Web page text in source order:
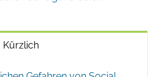
Kürzlich